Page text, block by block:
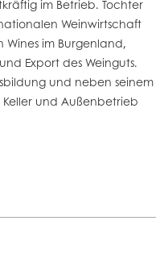
im Betrieb. Tochter
Weinwirtschaft
Wines im Burgenland,
Export des Weinguts.
und neben seinem
und Außenbetrieb